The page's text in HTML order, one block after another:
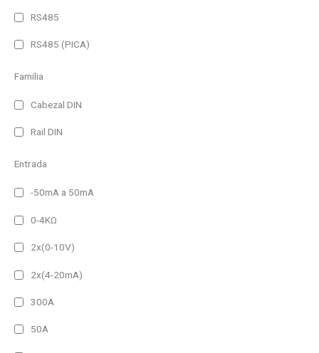
RS485
RS485 (PICA)
Familia
Cabezal DIN
Rail DIN
Entrada
-50mA a 50mA
0-4KΩ
2x(0-10V)
2x(4-20mA)
300A
50A